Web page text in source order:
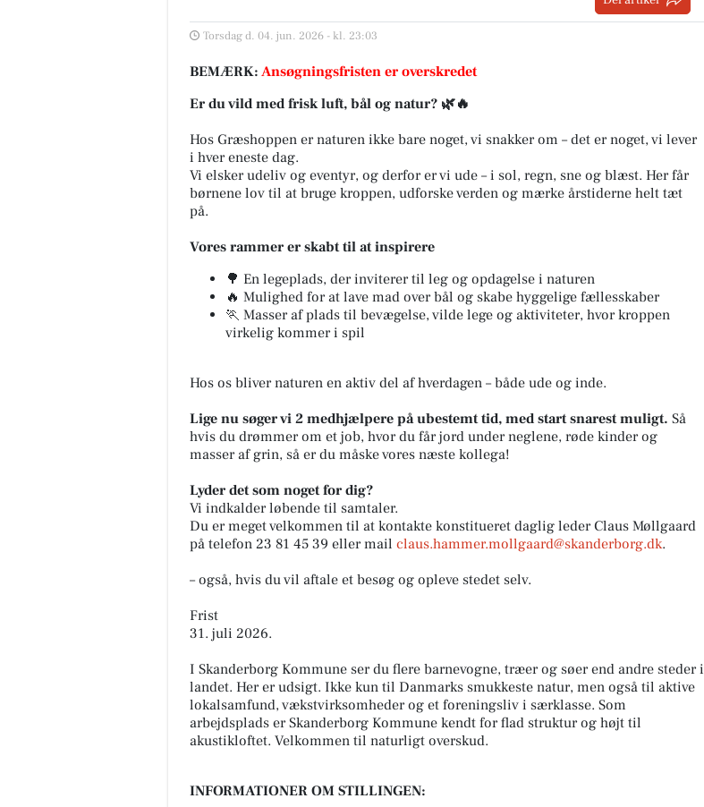
Torsdag d. 04. jun. 2026 - kl. 23:03
BEMÆRK: Ansøgningsfristen er overskredet
Er du vild med frisk luft, bål og natur? 🌿🔥
Hos Græshoppen er naturen ikke bare noget, vi snakker om – det er noget, vi lever
i hver eneste dag.
Vi elsker udeliv og eventyr, og derfor er vi ude – i sol, regn, sne og blæst. Her får
børnene lov til at bruge kroppen, udforske verden og mærke årstiderne helt tæt
på.
Vores rammer er skabt til at inspirere
🌳 En legeplads, der inviterer til leg og opdagelse i naturen
🔥 Mulighed for at lave mad over bål og skabe hyggelige fællesskaber
🏃 Masser af plads til bevægelse, vilde lege og aktiviteter, hvor kroppen
virkelig kommer i spil
Hos os bliver naturen en aktiv del af hverdagen – både ude og inde.
Lige nu søger vi 2 medhjælpere på ubestemt tid, med start snarest muligt. Så
hvis du drømmer om et job, hvor du får jord under neglene, røde kinder og
masser af grin, så er du måske vores næste kollega!
Lyder det som noget for dig?
Vi indkalder løbende til samtaler.
Du er meget velkommen til at kontakte konstitueret daglig leder Claus Møllgaard
på telefon 23 81 45 39 eller mail claus.hammer.mollgaard@skanderborg.dk.
– også, hvis du vil aftale et besøg og opleve stedet selv.
Frist
31. juli 2026.
I Skanderborg Kommune ser du flere barnevogne, træer og søer end andre steder i
landet. Her er udsigt. Ikke kun til Danmarks smukkeste natur, men også til aktive
lokalsamfund, vækstvirksomheder og et foreningsliv i særklasse. Som
arbejdsplads er Skanderborg Kommune kendt for flad struktur og højt til
akustikloftet. Velkommen til naturligt overskud.
INFORMATIONER OM STILLINGEN: